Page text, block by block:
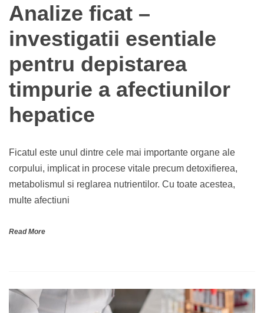
Analize ficat –
investigatii esentiale
pentru depistarea
timpurie a afectiunilor
hepatice
Ficatul este unul dintre cele mai importante organe ale
corpului, implicat in procese vitale precum detoxifierea,
metabolismul si reglarea nutrientilor. Cu toate acestea,
multe afectiuni
Read More